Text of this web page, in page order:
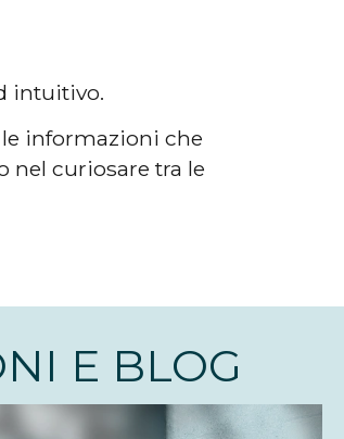
intuitivo.
informazioni che
nel curiosare tra le
E BLOG